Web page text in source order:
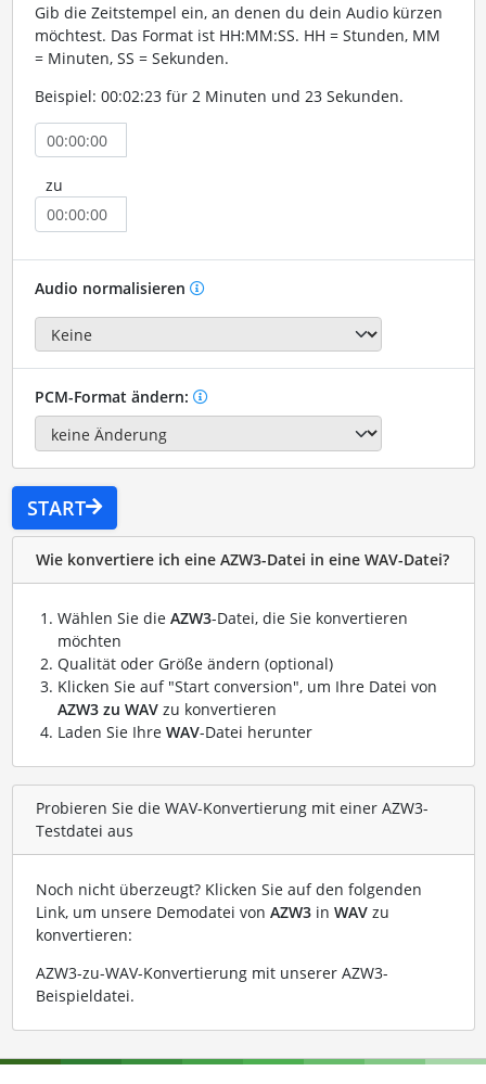
Gib die Zeitstempel ein, an denen du dein Audio kürzen
möchtest. Das Format ist HH:MM:SS. HH = Stunden, MM
= Minuten, SS = Sekunden.
Beispiel: 00:02:23 für 2 Minuten und 23 Sekunden.
zu
Audio normalisieren
PCM-Format ändern:
START
Wie konvertiere ich eine AZW3-Datei in eine WAV-Datei?
Wählen Sie die AZW3-Datei, die Sie konvertieren
möchten
Qualität oder Größe ändern (optional)
Klicken Sie auf "Start conversion", um Ihre Datei von
AZW3 zu WAVzu konvertieren
Laden Sie Ihre WAV-Datei herunter
Probieren Sie die WAV-Konvertierung mit einer AZW3-
Testdatei aus
Noch nicht überzeugt? Klicken Sie auf den folgenden
Link, um unsere Demodatei von AZW3in WAVzu
konvertieren:
AZW3-zu-WAV-Konvertierung mit unserer AZW3-
Beispieldatei.